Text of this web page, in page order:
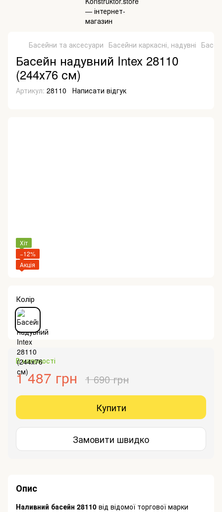
Басейни та аксесуари Басейни каркасні, надувні
Басейн надувний Intex 28110
(244х76 см)
Артикул: 28110 Написати відгук
Хіт
−12%
Акція
Колір
В наявності
1 487 грн 1 690 грн
Купити
Замовити швидко
Опис
Наливний басейн 28110 від відомої торгової марки